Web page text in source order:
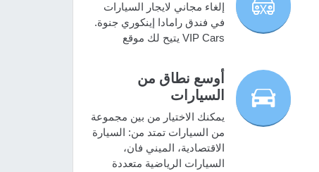
إلغاء مجاني لايجار السيارات
في فندق رامادا إينكوري جنوة.
VIP Cars يتيح لك موقع
أوسع نطاق من
السيارات
يمكنك الاختيار من بين مجموعة
من السيارات تمتد من: السيارة
الاقتصادية، الميني فان،
السيارات الرياضية متعددة